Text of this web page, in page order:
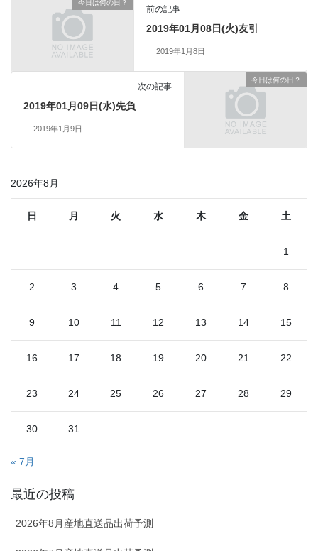
今日は何の日？
前の記事
2019年01月08日(火)友引
2019年1月8日
今日は何の日？
次の記事
2019年01月09日(水)先負
2019年1月9日
2026年8月
日 月 火 水 木 金 土
1
2 3 4 5 6 7 8
9 10 11 12 13 14 15
16 17 18 19 20 21 22
23 24 25 26 27 28 29
30 31
« 7月
最近の投稿
2026年8月産地直送品出荷予測